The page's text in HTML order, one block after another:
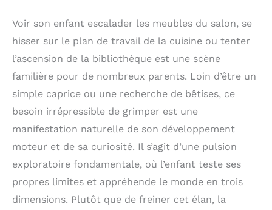
Voir son enfant escalader les meubles du salon, se
hisser sur le plan de travail de la cuisine ou tenter
l’ascension de la bibliothèque est une scène
familière pour de nombreux parents. Loin d’être un
simple caprice ou une recherche de bêtises, ce
besoin irrépressible de grimper est une
manifestation naturelle de son développement
moteur et de sa curiosité. Il s’agit d’une pulsion
exploratoire fondamentale, où l’enfant teste ses
propres limites et appréhende le monde en trois
dimensions. Plutôt que de freiner cet élan, la